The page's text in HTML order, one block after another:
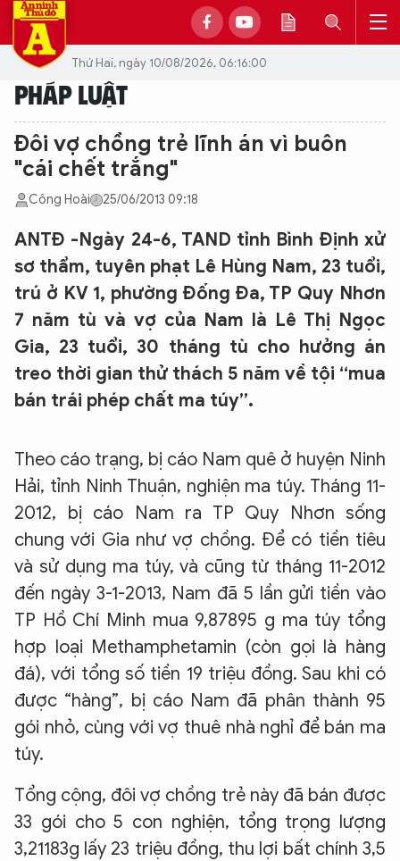
Thứ Hai, ngày 10/08/2026, 06:16:00
PHÁP LUẬT
Đôi vợ chồng trẻ lĩnh án vì buôn
"cái chết trắng"
Công Hoài 25/06/2013 09:18
ANTĐ -Ngày 24-6, TAND tỉnh Bình Định xử
sơ thẩm, tuyên phạt Lê Hùng Nam, 23 tuổi,
trú ở KV 1, phường Đống Đa, TP Quy Nhơn
7 năm tù và vợ của Nam là Lê Thị Ngọc
Gia, 23 tuổi, 30 tháng tù cho hưởng án
treo thời gian thử thách 5 năm về tội “mua
bán trái phép chất ma túy”.
Theo cáo trạng, bị cáo Nam quê ở huyện Ninh
Hải, tỉnh Ninh Thuận, nghiện ma túy. Tháng 11-
2012, bị cáo Nam ra TP Quy Nhơn sống
chung với Gia như vợ chồng. Để có tiền tiêu
và sử dụng ma túy, và cũng từ tháng 11-2012
đến ngày 3-1-2013, Nam đã 5 lần gửi tiền vào
TP Hồ Chí Minh mua 9,87895 g ma túy tổng
hợp loại Methamphetamin (còn gọi là hàng
đá), với tổng số tiền 19 triệu đồng. Sau khi có
được “hàng”, bị cáo Nam đã phân thành 95
gói nhỏ, cùng với vợ thuê nhà nghỉ để bán ma
túy.
Tổng cộng, đôi vợ chồng trẻ này đã bán được
33 gói cho 5 con nghiện, tổng trọng lượng
3,21183g lấy 23 triệu đồng, thu lợi bất chính 3,5